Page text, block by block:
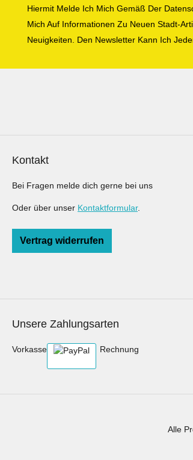
Hiermit Melde Ich Mich Gemäß Der
Mich Auf Informationen Zu Neuen Stadt-
Neuigkeiten. Den Newsletter Kann Ich
Kontakt
Bei Fragen melde dich gerne bei uns
Oder über unser Kontaktformular.
Vertrag widerrufen
Unsere Zahlungsarten
Vorkasse Rechnung
Alle